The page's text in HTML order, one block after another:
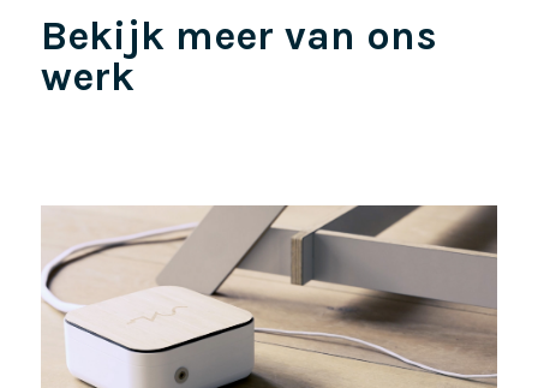
Bekijk meer van ons
werk